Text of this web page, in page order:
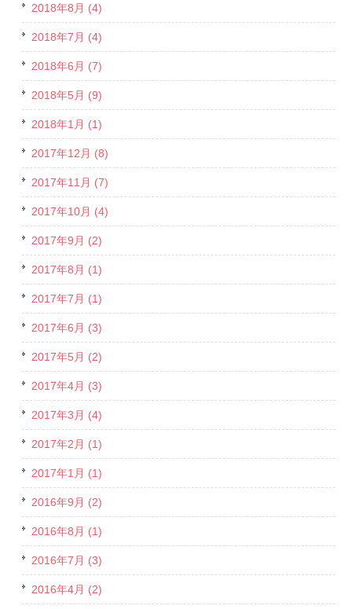
2018年8月 (4)
2018年7月 (4)
2018年6月 (7)
2018年5月 (9)
2018年1月 (1)
2017年12月 (8)
2017年11月 (7)
2017年10月 (4)
2017年9月 (2)
2017年8月 (1)
2017年7月 (1)
2017年6月 (3)
2017年5月 (2)
2017年4月 (3)
2017年3月 (4)
2017年2月 (1)
2017年1月 (1)
2016年9月 (2)
2016年8月 (1)
2016年7月 (3)
2016年4月 (2)